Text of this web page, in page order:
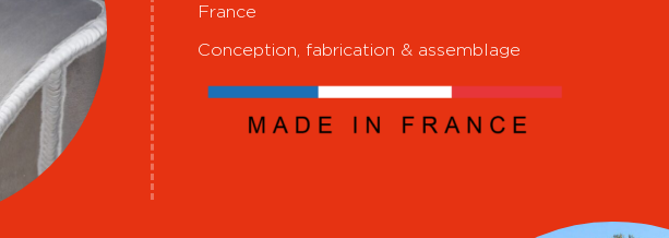
France
Conception, fabrication & assemblage